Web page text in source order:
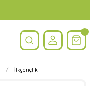
İlkgençlik